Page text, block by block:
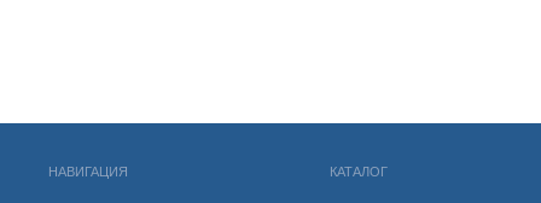
НАВИГАЦИЯ КАТАЛОГ